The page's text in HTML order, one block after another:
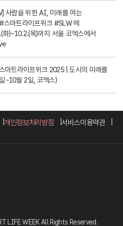
사람을 위한 AI, 미래를 여는
스마트라이프위크 #SLW 에
)~10.2.(목)까지 서울 코엑스에서
마트라이프위크 2025 | 도시의 미래를
~10월 2일, 코엑스)
개인정보처리방침
서비스이용약관
LIFE WEEK All Rights Reserved.